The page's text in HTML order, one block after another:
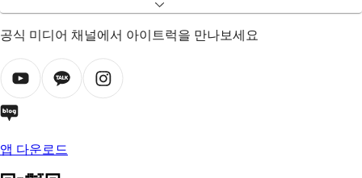
공식 미디어 채널에서 아이트럭을 만나보세요
앱 다운로드